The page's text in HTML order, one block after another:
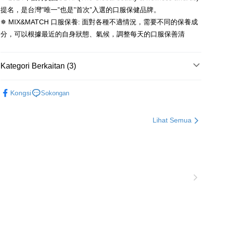
Sila ambil perhatian bahawa tempoh pembayaran adalah 14 hari. Walau
bagaimanapun, bagi mereka yang telah memuat turun Aplikasi AFTEE
dan mendaftar sebagai ahli AFTEE boleh menikmati tempoh
pembayaran sehingga 45 hari.
ditambah dengan bilangan hari yang boleh dilanjutkan oleh AFTEE.
boleh menerima pesanan anda semasa tempoh pembayaran (cth.:
pembayaran kepada AFTEE dalam tempoh sama ada anda menerima
2. Amaun perbelanjaan minimum mestilah lebih besar daripada NT$20.
NT$600 atau lebih
萊爾富取貨付款
NT$100/pesanan | Penghantaran percuma untuk pesanan
付款後萊爾富取貨
NT$600 atau lebih
NT$100/pesanan | Penghantaran percuma untuk pesanan
提名，是台灣”唯一”也是”首次”入選的口服保健品牌。
✵ MIX&MATCH 口服保養: 面對各種不適情況，需要不同的保養成
分，可以根據最近的自身狀態、氣候，調整每天的口服保善清
Kategori Berkaitan (3)
Kongsi Sokongan
Lihat Semua